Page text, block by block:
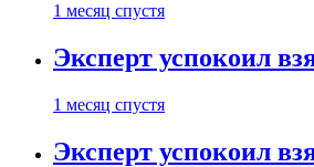
1 месяц спустя
Эксперт успокоил
1 месяц спустя
Эксперт успокоил